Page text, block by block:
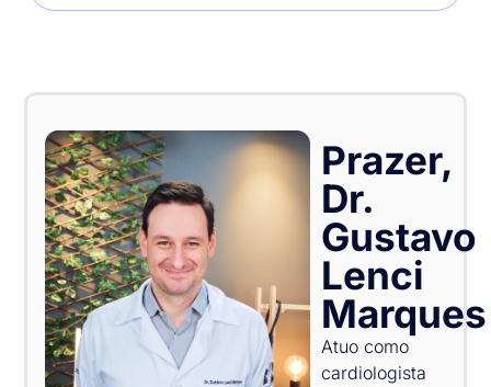
Prazer,
Dr.
Gustavo
Lenci
Marques
Atuo como
cardiologista